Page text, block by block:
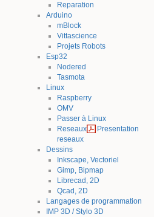
Reparation
Arduino
mBlock
Vittascience
Projets Robots
Esp32
Nodered
Tasmota
Linux
Raspberry
OMV
Passer à Linux
Reseaux
Presentation
reseaux
Dessins
Inkscape, Vectoriel
Gimp, Bipmap
Librecad, 2D
Qcad, 2D
Langages de programmation
IMP 3D / Stylo 3D